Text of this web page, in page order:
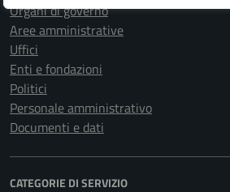
Organi di governo
Aree amministrative
Uffici
Enti e fondazioni
Politici
Personale amministrativo
Documenti e dati
CATEGORIE DI SERVIZIO